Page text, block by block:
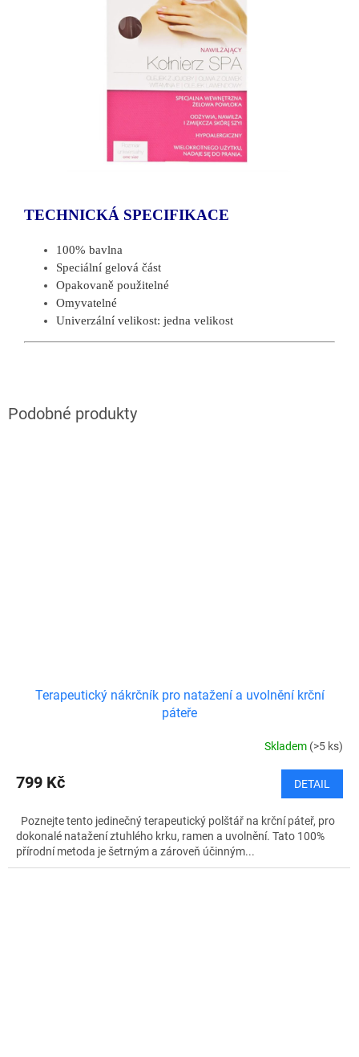
TECHNICKÁ SPECIFIKACE
100% bavlna
Speciální gelová část
Opakovaně použitelné
Omyvatelné
Univerzální velikost: jedna velikost
Terapeutický nákrčník pro natažení a uvolnění krční
páteře
Skladem (>5 ks)
799 Kč DETAIL
Poznejte tento jedinečný terapeutický polštář na krční páteř, pro
dokonalé natažení ztuhlého krku, ramen a uvolnění. Tato 100%
přírodní metoda je šetrným a zároveň účinným...